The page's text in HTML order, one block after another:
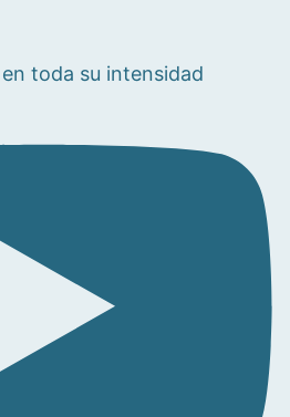
toda su intensidad